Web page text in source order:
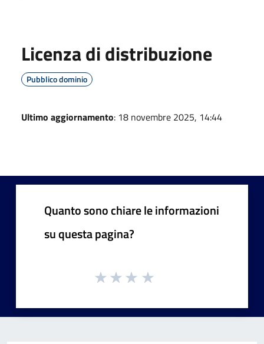
Licenza di distribuzione
Pubblico dominio
Ultimo aggiornamento: 18 novembre 2025, 14:44
Quanto sono chiare le informazioni
su questa pagina?